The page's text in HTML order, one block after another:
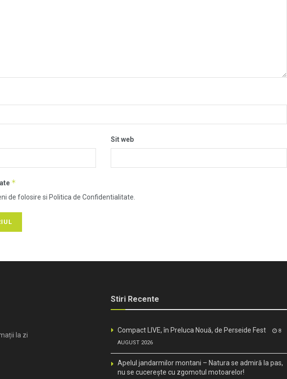
Sit web
*
de folosire si Politica de Confidentialitate.
la zi
Stiri Recente
Compact LIVE, în Preluca Nouă, de Perseide Fest
8
AUGUST 2026
Apelul jandarmilor montani – Natura se admiră la pas,
nu se cucerește cu zgomotul motoarelor!